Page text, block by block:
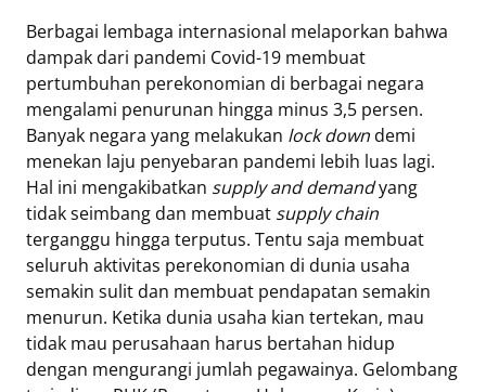
Berbagai lembaga internasional melaporkan bahwa
dampak dari pandemi Covid-19 membuat
pertumbuhan perekonomian di berbagai negara
mengalami penurunan hingga minus 3,5 persen.
Banyak negara yang melakukan lock down demi
menekan laju penyebaran pandemi lebih luas lagi.
Hal ini mengakibatkan supply and demandyang
tidak seimbang dan membuat supply chain
terganggu hingga terputus. Tentu saja membuat
seluruh aktivitas perekonomian di dunia usaha
semakin sulit dan membuat pendapatan semakin
menurun. Ketika dunia usaha kian tertekan, mau
tidak mau perusahaan harus bertahan hidup
dengan mengurangi jumlah pegawainya. Gelombang